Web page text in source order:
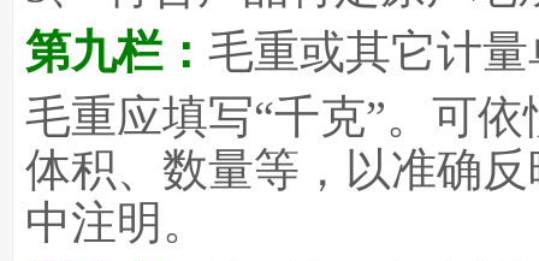
第九栏： 毛重或其它计
毛重应填写“千克”。可
体积、数量等，以准确
中注明。